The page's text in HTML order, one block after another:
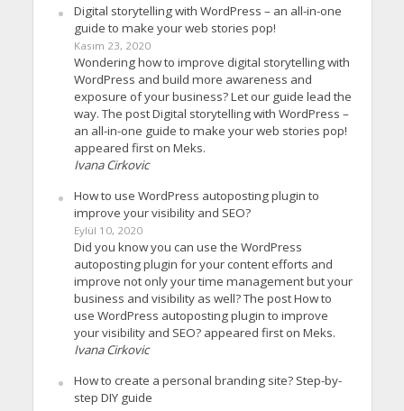
Digital storytelling with WordPress – an all-in-one
guide to make your web stories pop!
Kasım 23, 2020
Wondering how to improve digital storytelling with
WordPress and build more awareness and
exposure of your business? Let our guide lead the
way. The post Digital storytelling with WordPress –
an all-in-one guide to make your web stories pop!
appeared first on Meks.
Ivana Cirkovic
How to use WordPress autoposting plugin to
improve your visibility and SEO?
Eylül 10, 2020
Did you know you can use the WordPress
autoposting plugin for your content efforts and
improve not only your time management but your
business and visibility as well? The post How to
use WordPress autoposting plugin to improve
your visibility and SEO? appeared first on Meks.
Ivana Cirkovic
How to create a personal branding site? Step-by-
step DIY guide